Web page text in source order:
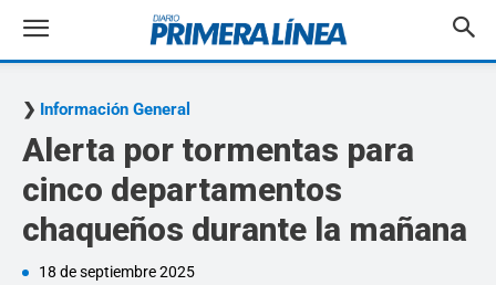
Información General
Alerta por tormentas para
cinco departamentos
chaqueños durante la mañana
18 de septiembre 2025